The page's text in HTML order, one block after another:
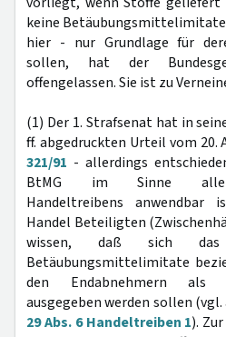
keine Betäubungsmittelimitate
hier - nur Grundlage für
sollen, hat der
offengelassen. Sie ist zu
(1) Der 1. Strafsenat hat in
ff. abgedruckten Urteil vom 20.
321/91 - allerdings
BtMG im Sinne
Handeltreibens
Handel Beteiligten
wissen, daß sich das
Betäubungsmittelimitate
den Endabnehmern als
ausgegeben werden sollen (vgl.
29 Abs. 6 Handeltreiben 1).